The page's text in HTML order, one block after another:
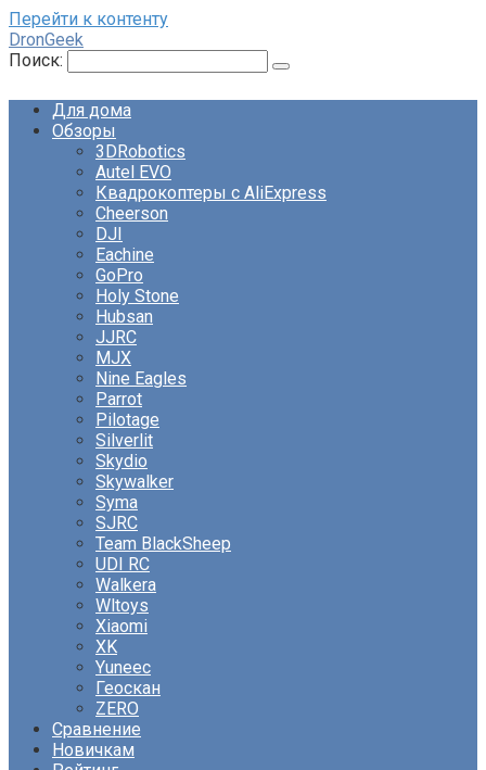
Перейти к контенту
DronGeek
Поиск:
Для дома
Обзоры
3DRobotics
Autel EVO
Квадрокоптеры с AliExpress
Cheerson
DJI
Eachine
GoPro
Holy Stone
Hubsan
JJRC
MJX
Nine Eagles
Parrot
Pilotage
Silverlit
Skydio
Skywalker
Syma
SJRC
Team BlackSheep
UDI RC
Walkera
Wltoys
Xiaomi
XK
Yuneec
Геоскан
ZERO
Сравнение
Новичкам